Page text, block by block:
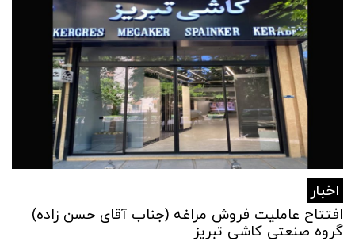
اخبار
افتتاح عاملیت فروش مراغه (جناب آقای حسن زاده)
گروه صنعتی کاشی تبریز